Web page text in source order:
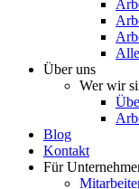
Über uns
Wer wir
Blog
Kontakt
Für